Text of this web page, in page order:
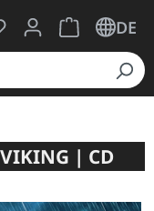
hast 0 Produkte
Warenkorb
DE
| CD